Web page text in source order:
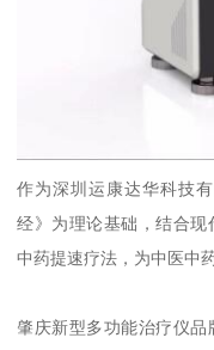
作为深圳运康达华科技
经》为理论基础，结合现
中药提速疗法，为中医中
肇庆新型多功能治疗仪